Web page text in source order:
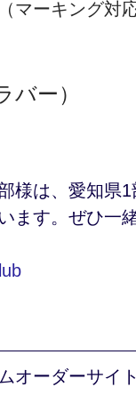
（マーキング対
バー）
様は、愛知県
ます。ぜひ一
オーダーサイ